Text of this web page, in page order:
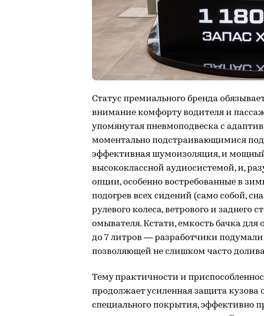
Статус премиального бренда
внимание комфорту водителя и
упомянутая пневмоподвеска с
моментально подстраивающимися
эффективная шумоизоляция, и
высококлассной аудиосистемой, и,
опции, особенно востребованные в
подогрев всех сидений (само собой,
рулевого колеса, ветрового и заднего
омывателя. Кстати, емкость бачка
до 7 литров — разработчики
позволяющей не слишком часто
Тему практичности и
продолжает усиленная защита
специального покрытия, эффективно